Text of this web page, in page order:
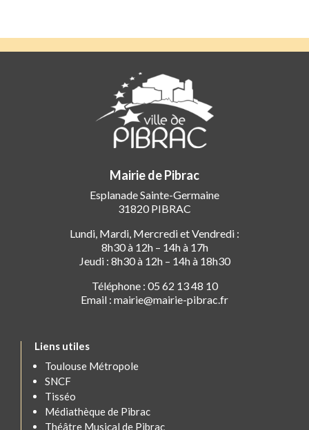
Mairie de Pibrac
Esplanade Sainte-Germaine
31820 PIBRAC
Lundi, Mardi, Mercredi et Vendredi :
8h30 à 12h – 14h à 17h
Jeudi : 8h30 à 12h – 14h à 18h30
Téléphone : 05 62 13 48 10
Email : mairie@mairie-pibrac.fr
Liens utiles
Toulouse Métropole
SNCF
Tisséo
Médiathèque de Pibrac
Théâtre Musical de Pibrac